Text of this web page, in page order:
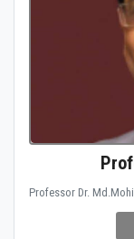
Professor Dr.